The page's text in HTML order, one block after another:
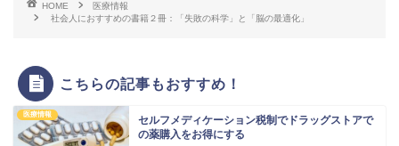
HOME
医療情報
社会人におすすめの書籍２冊：「失敗の科学」と「脳の最適化」
こちらの記事もおすすめ！
医療情報
セルフメディケーション税制でドラッグストアで
の薬購入をお得にする